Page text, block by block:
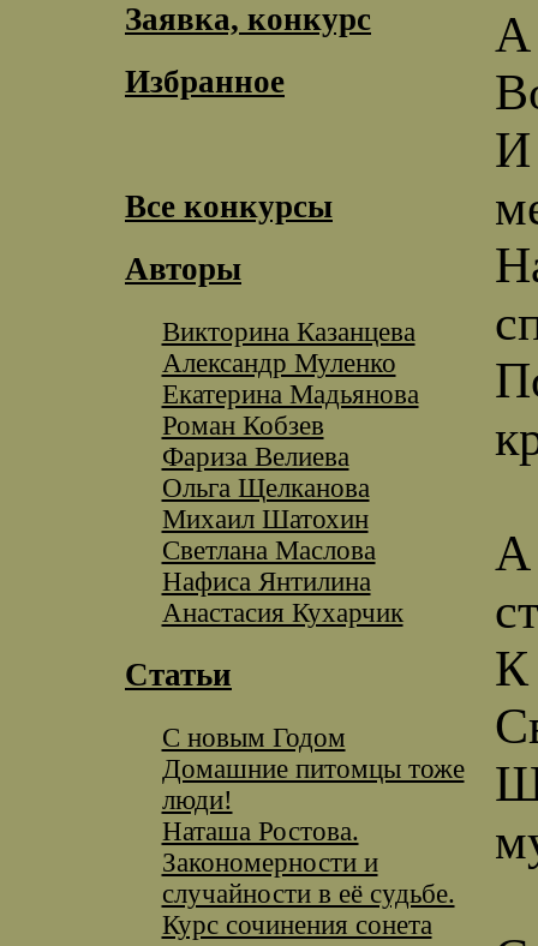
Заявка, конкурс
Избранное
Все конкурсы
Авторы
Викторина Казанцева
Александр Муленко
Екатерина Мадьянова
Роман Кобзев
Фариза Велиева
Ольга Щелканова
Михаил Шатохин
Светлана Маслова
Нафиса Янтилина
Анастасия Кухарчик
Статьи
С новым Годом
Домашние питомцы тоже
люди!
Наташа Ростова.
Закономерности и
случайности в её судьбе.
Курс сочинения сонета
А
И
А
К